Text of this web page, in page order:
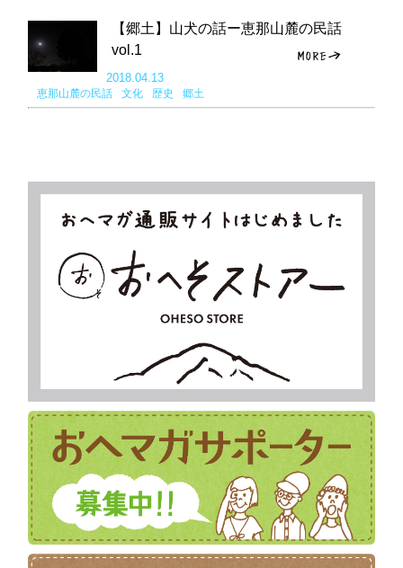
【郷土】山犬の話ー恵那山麓の民話
vol.1
2018.04.13
恵那山麓の民話 文化 歴史 郷土